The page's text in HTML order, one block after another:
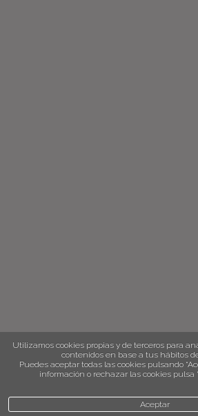
Utilizamos cookies propias y de terceros para
contenidos en base a tus hábitos
Puedes aceptar todas las cookies pulsando
información o rechazar las cookies pulsa
Aceptar